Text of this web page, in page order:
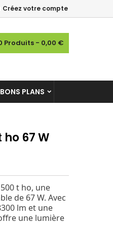
Créez votre compte
Produits - 0,00 €
BONS PLANS
67 W
t ho, une
de 67 W. Avec
lm et une
une lumière